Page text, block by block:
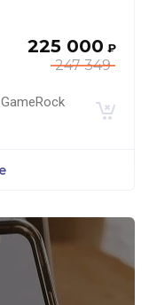
247 349
225 000 ₽